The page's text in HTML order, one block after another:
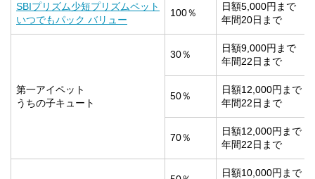
SBIプリズム少短プリズムペット
いつでもパック バリュー
100％
日額5,000円まで
年間20日まで
第一アイペット
うちの子キュート
30％
日額9,000円まで
年間22日まで
50％
日額12,000円まで
年間22日まで
70％
日額12,000円まで
年間22日まで
日額10,000円まで